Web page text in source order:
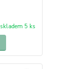
skladem 5 ks